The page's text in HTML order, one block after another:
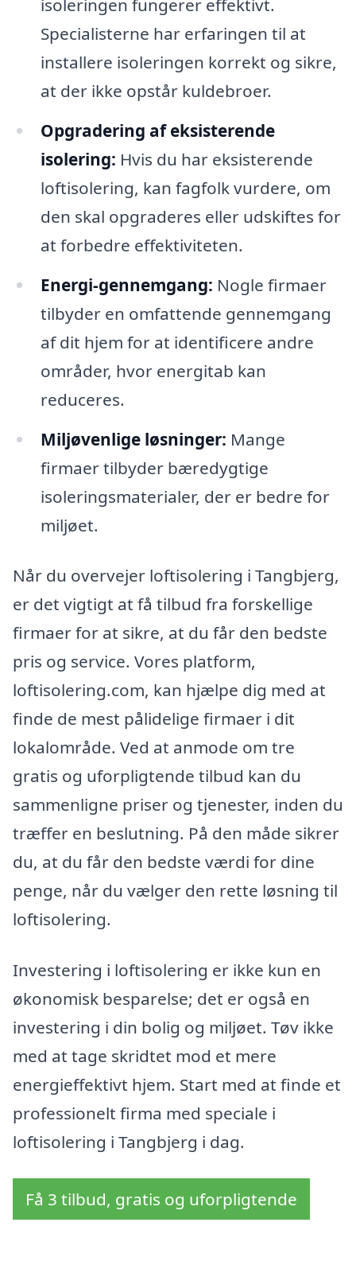
isoleringen fungerer effektivt.
Specialisterne har erfaringen til at
installere isoleringen korrekt og sikre,
at der ikke opstår kuldebroer.
Opgradering af eksisterende
isolering: Hvis du har eksisterende
loftisolering, kan fagfolk vurdere, om
den skal opgraderes eller udskiftes for
at forbedre effektiviteten.
Energi-gennemgang: Nogle firmaer
tilbyder en omfattende gennemgang
af dit hjem for at identificere andre
områder, hvor energitab kan
reduceres.
Miljøvenlige løsninger: Mange
firmaer tilbyder bæredygtige
isoleringsmaterialer, der er bedre for
miljøet.
Når du overvejer loftisolering i Tangbjerg,
er det vigtigt at få tilbud fra forskellige
firmaer for at sikre, at du får den bedste
pris og service. Vores platform,
loftisolering.com, kan hjælpe dig med at
finde de mest pålidelige firmaer i dit
lokalområde. Ved at anmode om tre
gratis og uforpligtende tilbud kan du
sammenligne priser og tjenester, inden du
træffer en beslutning. På den måde sikrer
du, at du får den bedste værdi for dine
penge, når du vælger den rette løsning til
loftisolering.
Investering i loftisolering er ikke kun en
økonomisk besparelse; det er også en
investering i din bolig og miljøet. Tøv ikke
med at tage skridtet mod et mere
energieffektivt hjem. Start med at finde et
professionelt firma med speciale i
loftisolering i Tangbjerg i dag.
Få 3 tilbud, gratis og uforpligtende